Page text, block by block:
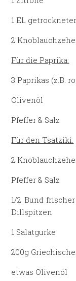
1 EL
2
Für die Paprika:
3 Paprikas (z.B.
Olivenöl
Pfeffer & Salz
Für den Tsatziki:
2
Pfeffer & Salz
1/2 Bund
Dillspitzen
1 Salatgurke
200g
etwas Olivenöl